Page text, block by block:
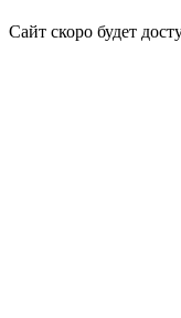
Сайт скоро будет